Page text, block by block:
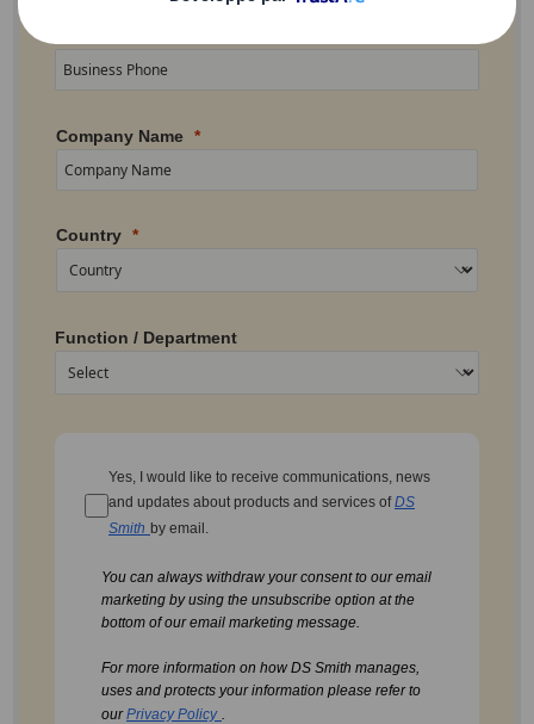
Company Name
Country
Function / Department
Yes, I would like to receive communications, news
and updates about products and services ofDS
Smith by email.
You can always withdraw your consent to our email
marketing by using the unsubscribe option at the
bottom of our email marketing message.
For more information on how DS Smith manages,
uses and protects your information please refer to
ourPrivacy Policy .